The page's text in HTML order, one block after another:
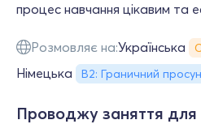
процес навчання цікавим та
Розмовляє на:Українська
Німецька B2: Граничний
Проводжу заняття для